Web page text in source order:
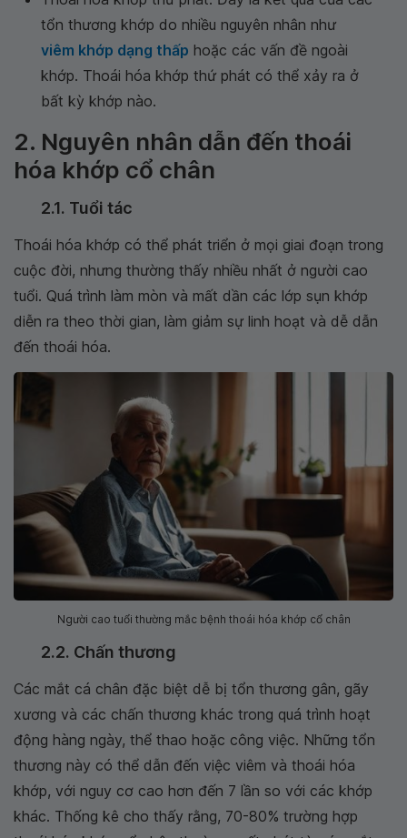
tổn thương khớp do nhiều nguyên nhân như
viêm khớp dạng thấp hoặc các vấn đề ngoài
khớp. Thoái hóa khớp thứ phát có thể xảy ra ở
bất kỳ khớp nào.
2. Nguyên nhân dẫn đến thoái
hóa khớp cổ chân
2.1. Tuổi tác
Thoái hóa khớp có thể phát triển ở mọi giai đoạn trong
cuộc đời, nhưng thường thấy nhiều nhất ở người cao
tuổi. Quá trình làm mòn và mất dần các lớp sụn khớp
diễn ra theo thời gian, làm giảm sự linh hoạt và dễ dẫn
đến thoái hóa.
Người cao tuổi thường mắc bệnh thoái hóa khớp cổ chân
2.2. Chấn thương
Các mắt cá chân đặc biệt dễ bị tổn thương gân, gãy
xương và các chấn thương khác trong quá trình hoạt
động hàng ngày, thể thao hoặc công việc. Những tổn
thương này có thể dẫn đến việc viêm và thoái hóa
khớp, với nguy cơ cao hơn đến 7 lần so với các khớp
khác. Thống kê cho thấy rằng, 70-80% trường hợp